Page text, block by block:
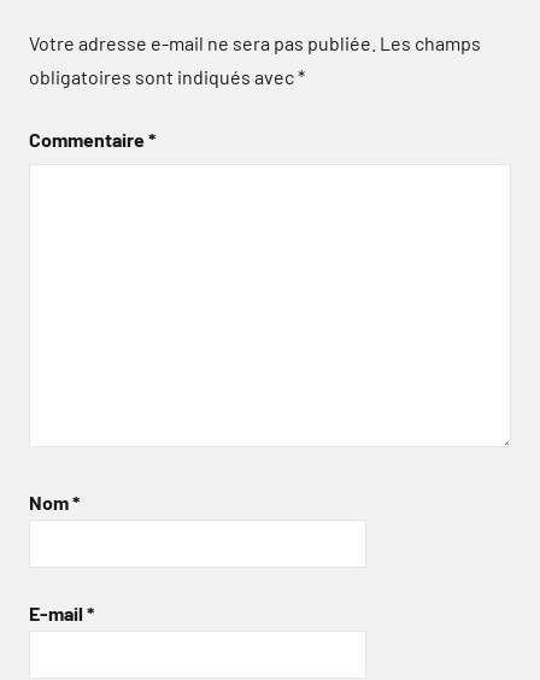
Votre adresse e-mail ne sera pas publiée. Les champs
obligatoires sont indiqués avec*
Commentaire*
Nom*
E-mail *